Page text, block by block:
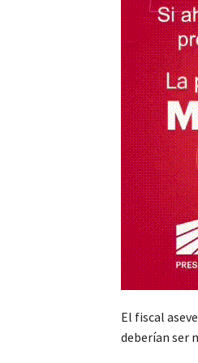
El fiscal
deberían ser